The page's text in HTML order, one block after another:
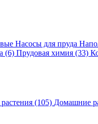
Насосы для пруда
(6) Прудовая химия (33)
(105) Домашние